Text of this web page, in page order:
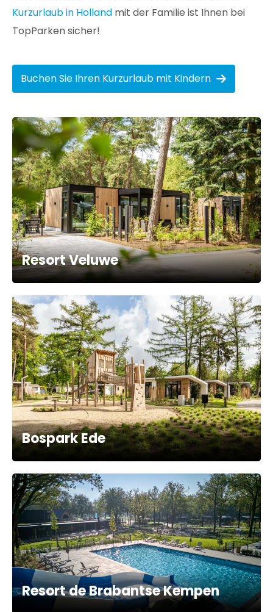
Kurzurlaub in Holland mit der Familie ist Ihnen bei
TopParken sicher!
Buchen Sie Ihren Kurzurlaub mit Kindern
Resort Veluwe
Bospark Ede
Resort de Brabantse Kempen